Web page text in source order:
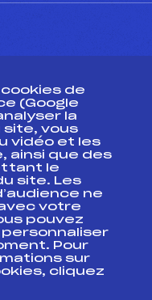
Suivi
de
(Google
la
vous
vidéo et les
ainsi que des
le
site. Les
ne
votre
pouvez
Pour
sur
cliquez